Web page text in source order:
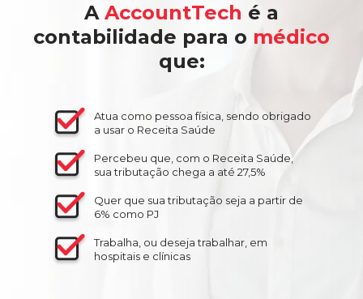
A AccountTech é a
contabilidade para o médico
que:
Atua como pessoa física, sendo obrigado
a usar o Receita Saúde
Percebeu que, com o Receita Saúde,
sua tributação chega a até 27,5%
Quer que sua tributação seja a partir de
6% como PJ
Trabalha, ou deseja trabalhar, em
hospitais e clínicas